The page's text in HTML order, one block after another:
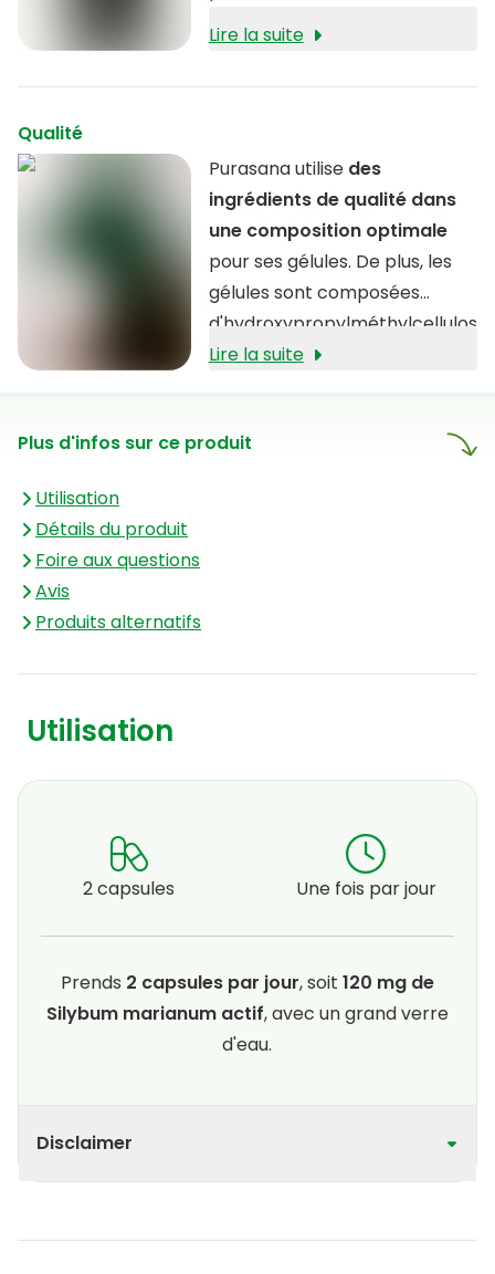
Lire la suite
Qualité
Purasana utilise des
ingrédients de qualité dans
une composition optimale
pour ses gélules. De plus, les
gélules sont composées
d'hydroxypropylméthylcellulos
e (HPMC), un matériau dérivé
Lire la suite
Plus d'infos sur ce produit
Utilisation
Détails du produit
Foire aux questions
Avis
Produits alternatifs
Utilisation
2 capsules Une fois par jour
Prends 2 capsules par jour, soit 120 mg de
Silybum marianum actif, avec un grand verre
d'eau.
Disclaimer